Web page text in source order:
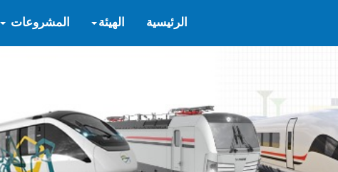
الرئيسية الهيئة المشروعات